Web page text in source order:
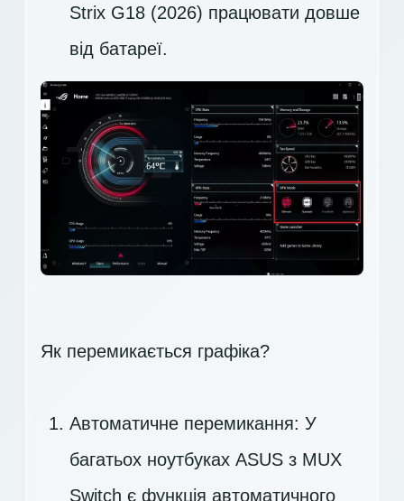
Strix G18 (2026) працювати довше
від батареї.
Як перемикається графіка?
Автоматичне перемикання: У
багатьох ноутбуках ASUS з MUX
Switch є функція автоматичного